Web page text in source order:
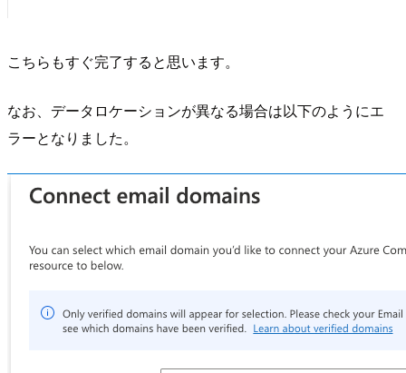
こちらもすぐ完了すると思います。
なお、データロケーションが異なる場合は以下のようにエ
ラーとなりました。